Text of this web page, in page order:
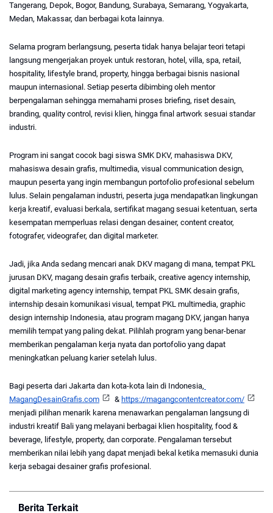
Tangerang, Depok, Bogor, Bandung, Surabaya, Semarang, Yogyakarta,
Medan, Makassar, dan berbagai kota lainnya.
Selama program berlangsung, peserta tidak hanya belajar teori tetapi
langsung mengerjakan proyek untuk restoran, hotel, villa, spa, retail,
hospitality, lifestyle brand, property, hingga berbagai bisnis nasional
maupun internasional. Setiap peserta dibimbing oleh mentor
berpengalaman sehingga memahami proses briefing, riset desain,
branding, quality control, revisi klien, hingga final artwork sesuai standar
industri.
Program ini sangat cocok bagi siswa SMK DKV, mahasiswa DKV,
mahasiswa desain grafis, multimedia, visual communication design,
maupun peserta yang ingin membangun portofolio profesional sebelum
lulus. Selain pengalaman industri, peserta juga mendapatkan lingkungan
kerja kreatif, evaluasi berkala, sertifikat magang sesuai ketentuan, serta
kesempatan memperluas relasi dengan desainer, content creator,
fotografer, videografer, dan digital marketer.
Jadi, jika Anda sedang mencari anak DKV magang di mana, tempat PKL
jurusan DKV, magang desain grafis terbaik, creative agency internship,
digital marketing agency internship, tempat PKL SMK desain grafis,
internship desain komunikasi visual, tempat PKL multimedia, graphic
design internship Indonesia, atau program magang DKV, jangan hanya
memilih tempat yang paling dekat. Pilihlah program yang benar-benar
memberikan pengalaman kerja nyata dan portofolio yang dapat
meningkatkan peluang karier setelah lulus.
Bagi peserta dari Jakarta dan kota-kota lain di Indonesia,
MagangDesainGrafis.com
& https://magangcontentcreator.com/
menjadi pilihan menarik karena menawarkan pengalaman langsung di
industri kreatif Bali yang melayani berbagai klien hospitality, food &
beverage, lifestyle, property, dan corporate. Pengalaman tersebut
memberikan nilai lebih yang dapat menjadi bekal ketika memasuki dunia
kerja sebagai desainer grafis profesional.
Berita Terkait